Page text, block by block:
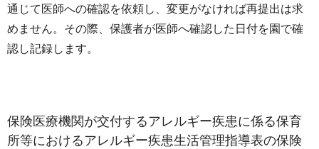
通じて医師への確認を依頼し、変更がなければ再提出は求
めません。その際、保護者が医師へ確認した日付を園で確
認し記録します。
保険医療機関が交付するアレルギー疾患に係る保育
所等におけるアレルギー疾患生活管理指導表の保険